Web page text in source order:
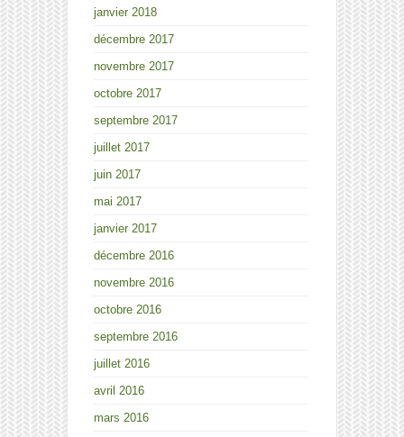
janvier 2018
décembre 2017
novembre 2017
octobre 2017
septembre 2017
juillet 2017
juin 2017
mai 2017
janvier 2017
décembre 2016
novembre 2016
octobre 2016
septembre 2016
juillet 2016
avril 2016
mars 2016